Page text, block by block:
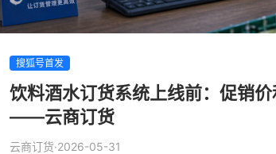
搜狐号首发
饮料酒水订货系统上线前：促销
——云商订货
云商订货·2026-05-31